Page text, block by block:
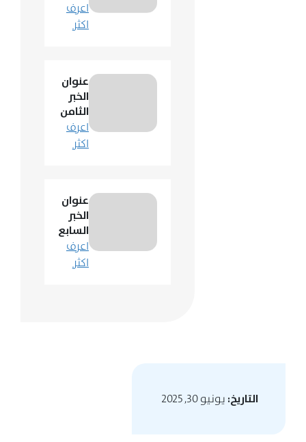
اعرف
اكثر
عنوان
الخبر
الثامن
اعرف
اكثر
عنوان
الخبر
السابع
اعرف
اكثر
التاريخ: يونيو 30, 2025